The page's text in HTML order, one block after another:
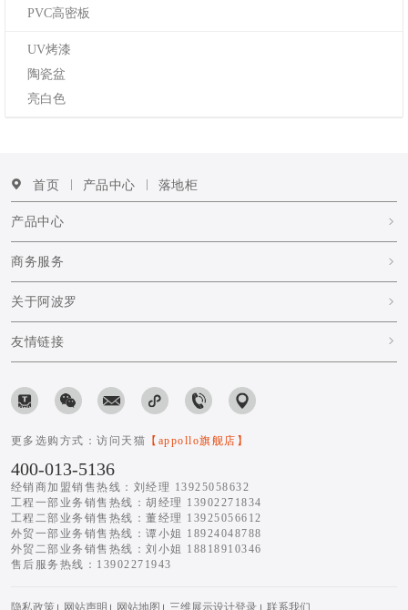
PVC高密板
UV烤漆
陶瓷盆
亮白色
首页 产品中心 落地柜
产品中心
商务服务
关于阿波罗
友情链接
更多选购方式：访问天猫 【appollo旗舰店】
400-013-5136
经销商加盟销售热线：刘经理 13925058632
工程一部业务销售热线：胡经理 13902271834
工程二部业务销售热线：董经理 13925056612
外贸一部业务销售热线：谭小姐 18924048788
外贸二部业务销售热线：刘小姐 18818910346
售后服务热线：13902271943